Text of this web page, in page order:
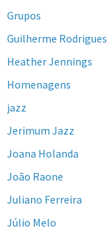
Grupos
Guilherme Rodrigues
Heather Jennings
Homenagens
jazz
Jerimum Jazz
Joana Holanda
João Raone
Juliano Ferreira
Júlio Melo